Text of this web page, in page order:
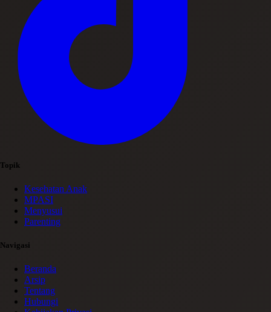
Topik
Kesehatan Anak
MPASI
Menyusui
Parenting
Navigasi
Beranda
Arsip
Tentang
Hubungi